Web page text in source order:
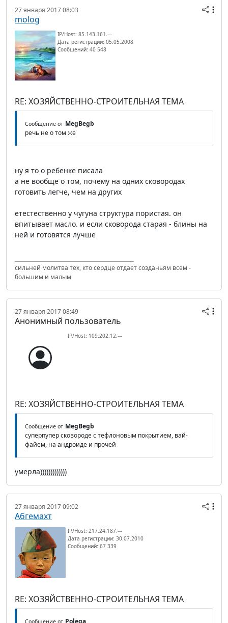
27 января 2017 08:03
molog
IP/Host: 85.143.161.---
Дата регистрации: 05.05.2008
Сообщений: 40 548
RE: ХОЗЯЙСТВЕННО-СТРОИТЕЛЬНАЯ ТЕМА
Сообщение от MegBegb
речь не о том же
ну я то о ребенке писала
а не вообще о том, почему на одних сковородах
готовить легче, чем на других
етестественно у чугуна структура пористая. он
впитывает масло. и если сковорода старая - блины на
ней и готовятся лучше
сильней молитва тех, кто сердце отдает созданьям всем -
большим и малым
27 января 2017 08:49
Анонимный пользователь
IP/Host: 109.202.12.---
RE: ХОЗЯЙСТВЕННО-СТРОИТЕЛЬНАЯ ТЕМА
Сообщение от MegBegb
суперпупер сковороде с тефлоновым покрытием, вай-
файем, на андроиде и прочей
умерла)))))))))))))
27 января 2017 09:02
Абгемахт
IP/Host: 217.24.187.---
Дата регистрации: 30.07.2010
Сообщений: 67 339
RE: ХОЗЯЙСТВЕННО-СТРОИТЕЛЬНАЯ ТЕМА
Сообщение от Polega